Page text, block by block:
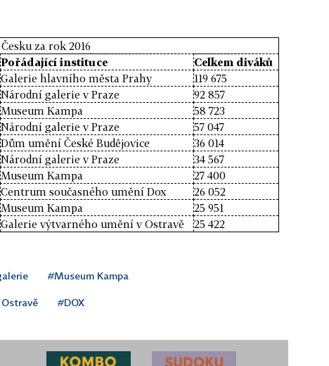
za rok 2016
Pořádající instituce
Celkem diváků
Galerie hlavního města Prahy
119 675
Národní galerie v Praze
92 857
Museum Kampa
58 723
Národní galerie v Praze
57 047
Dům umění České Budějovice
36 014
Národní galerie v Praze
34 567
Museum Kampa
27 400
Centrum současného umění Dox
26 052
Museum Kampa
25 951
Galerie výtvarného umění v Ostravě 25 422
#Museum Kampa
#DOX